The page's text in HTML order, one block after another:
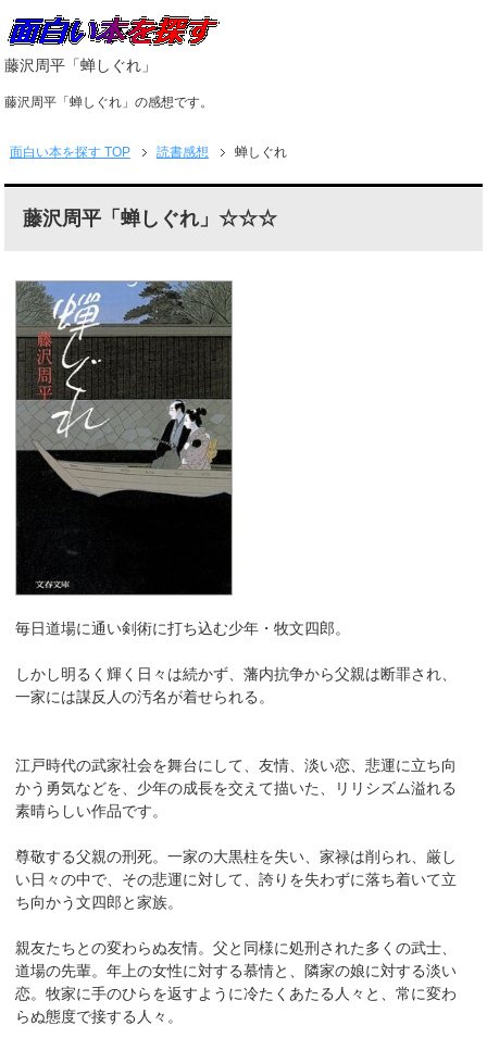
藤沢周平「蝉しぐれ」
藤沢周平「蝉しぐれ」の感想です。
面白い本を探すTOP 読書感想 蝉しぐれ
藤沢周平「蝉しぐれ」☆☆☆
毎日道場に通い剣術に打ち込む少年・牧文四郎。
しかし明るく輝く日々は続かず、藩内抗争から父親は断罪され、
一家には謀反人の汚名が着せられる。
江戸時代の武家社会を舞台にして、友情、淡い恋、悲運に立ち向
かう勇気などを、少年の成長を交えて描いた、リリシズム溢れる
素晴らしい作品です。
尊敬する父親の刑死。一家の大黒柱を失い、家禄は削られ、厳し
い日々の中で、その悲運に対して、誇りを失わずに落ち着いて立
ち向かう文四郎と家族。
親友たちとの変わらぬ友情。父と同様に処刑された多くの武士、
道場の先輩。年上の女性に対する慕情と、隣家の娘に対する淡い
恋。牧家に手のひらを返すように冷たくあたる人々と、常に変わ
らぬ態度で接する人々。